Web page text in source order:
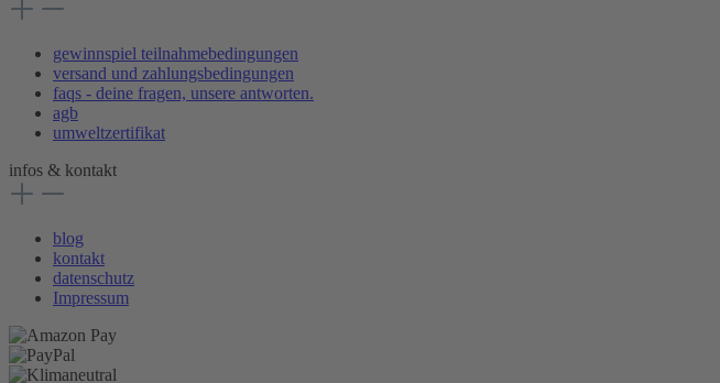
gewinnspiel teilnahmebedingungen
versand und zahlungsbedingungen
faqs - deine fragen, unsere antworten.
agb
umweltzertifikat
infos & kontakt
blog
kontakt
datenschutz
Impressum